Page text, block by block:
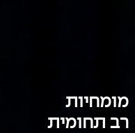
מומחיות
רב תחומית